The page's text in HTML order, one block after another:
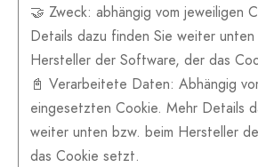
🤝 Zweck: abhängig vom jeweiligen
Details dazu finden Sie weiter unten
Hersteller der Software, der das
📓 Verarbeitete Daten: Abhängig
eingesetzten Cookie. Mehr Details
weiter unten bzw. beim Hersteller
das Cookie setzt.